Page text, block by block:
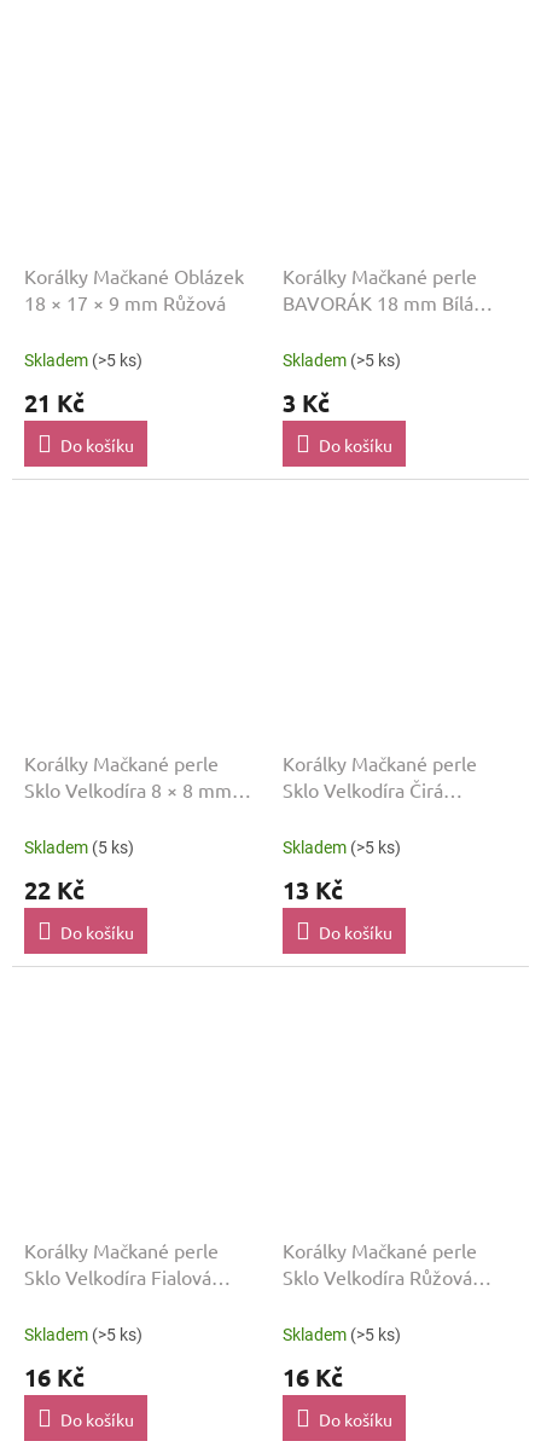
Korálky Mačkané Oblázek
18 × 17 × 9 mm Růžová
Skladem (>5 ks)
21 Kč
Do košíku
Korálky Mačkané perle
BAVORÁK 18 mm Bílá
Skladem (>5 ks)
3 Kč
Do košíku
Korálky Mačkané perle
Sklo Velkodíra 8 × 8 mm
Skladem (5 ks)
22 Kč
Do košíku
Korálky Mačkané perle
Sklo Velkodíra Čirá
Skladem (>5 ks)
13 Kč
Do košíku
Korálky Mačkané perle
Sklo Velkodíra Fialová
Skladem (>5 ks)
16 Kč
Do košíku
Korálky Mačkané perle
Sklo Velkodíra Růžová
Skladem (>5 ks)
16 Kč
Do košíku